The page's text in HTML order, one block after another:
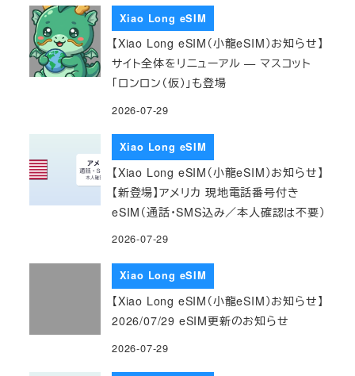
Xiao Long eSIM
【Xiao Long eSIM（小龍eSIM）お知らせ】
サイト全体をリニューアル — マスコット
「ロンロン（仮）」も登場
2026-07-29
Xiao Long eSIM
【Xiao Long eSIM（小龍eSIM）お知らせ】
【新登場】アメリカ 現地電話番号付き
eSIM（通話・SMS込み／本人確認は不要）
2026-07-29
Xiao Long eSIM
【Xiao Long eSIM（小龍eSIM）お知らせ】
2026/07/29 eSIM更新のお知らせ
2026-07-29